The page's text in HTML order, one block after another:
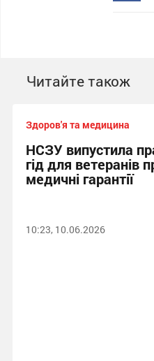
Читайте також
Здоров'я та медицина
НСЗУ випустила
гід для ветеранів
медичні гарантії
10:23, 10.06.2026